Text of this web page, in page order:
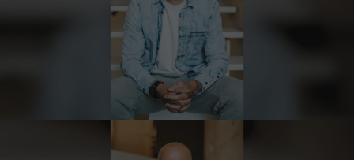
Schnelle Lieferung.Sehr zufrieden.Danke.
Verifizierter Kunde
Lecker Probierpaket, schnelle Lieferung. Top